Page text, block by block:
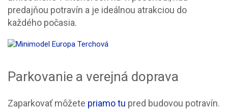
predajňou potravín a je ideálnou atrakciou do
každého počasia.
Parkovanie a verejná doprava
Zaparkovať môžete priamo tu pred budovou potravín.